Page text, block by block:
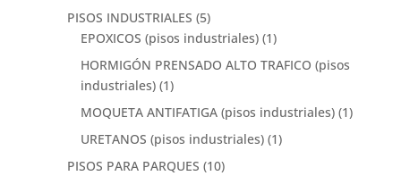
PISOS INDUSTRIALES (5)
EPOXICOS (pisos industriales) (1)
HORMIGÓN PRENSADO ALTO TRAFICO (pisos
industriales) (1)
MOQUETA ANTIFATIGA (pisos industriales) (1)
URETANOS (pisos industriales) (1)
PISOS PARA PARQUES (10)